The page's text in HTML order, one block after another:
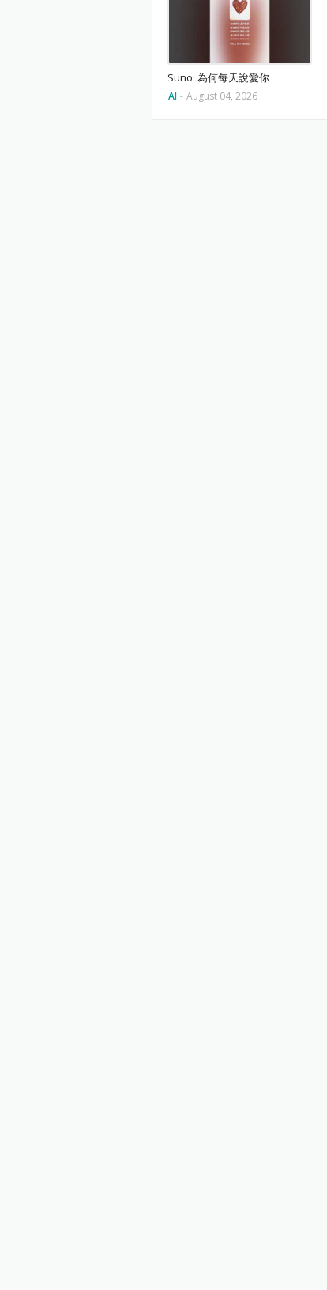
Suno: 為何每天說愛你
AI - August 04, 2026